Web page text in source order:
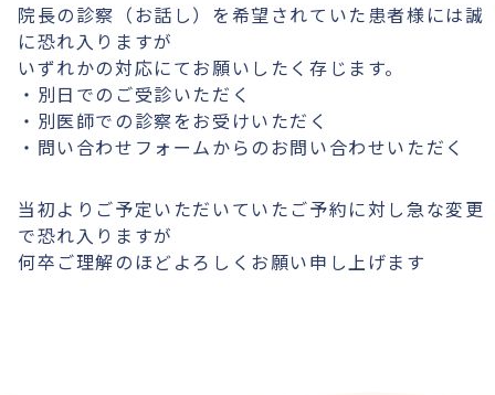
院長の診察（お話し）を希望されていた患者様には誠
に恐れ入りますが
いずれかの対応にてお願いしたく存じます。
・別日でのご受診いただく
・別医師での診察をお受けいただく
・問い合わせフォームからのお問い合わせいただく
当初よりご予定いただいていたご予約に対し急な変更
で恐れ入りますが
何卒ご理解のほどよろしくお願い申し上げます